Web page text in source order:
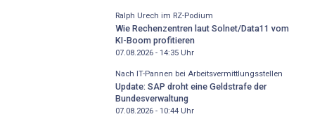
Ralph Urech im RZ-Podium
Wie Rechenzentren laut Solnet/Data11 vom
KI-Boom profitieren
07.08.2026 - 14:35Uhr
Nach IT-Pannen bei Arbeitsvermittlungsstellen
Update: SAP droht eine Geldstrafe der
Bundesverwaltung
07.08.2026 - 10:44Uhr